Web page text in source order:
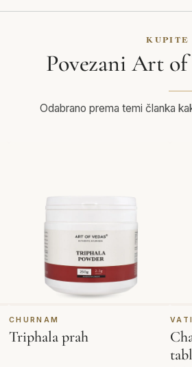
KUPITE
Povezani Art
Odabrano prema temi članka
CHURNAM
Triphala prah
VATI